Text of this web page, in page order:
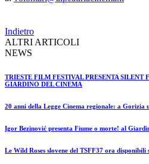
Indietro
ALTRI ARTICOLI
NEWS
TRIESTE FILM FESTIVAL PRESENTA
GIARDINO DEL CINEMA
20 anni della Legge Cinema regionale: a Gorizia
Igor Bezinović presenta Fiume o morte! al
Le Wild Roses slovene del TSFF37 ora disponibili